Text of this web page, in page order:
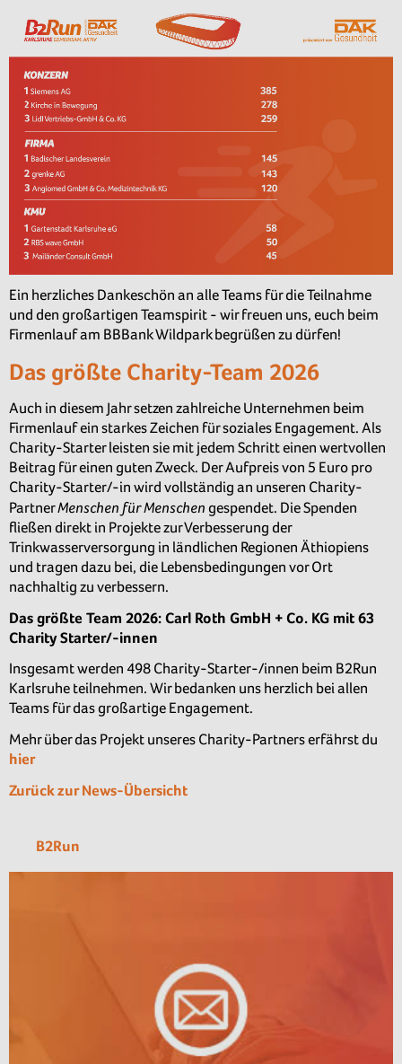
Ein herzliches Dankeschön an alle Teams für die Teilnahme
und den großartigen Teamspirit - wir freuen uns, euch beim
Firmenlauf am BBBank Wildpark begrüßen zu dürfen!
Das größte Charity-Team 2026
Auch in diesem Jahr setzen zahlreiche Unternehmen beim
Firmenlauf ein starkes Zeichen für soziales Engagement. Als
Charity-Starter leisten sie mit jedem Schritt einen wertvollen
Beitrag für einen guten Zweck. Der Aufpreis von 5 Euro pro
Charity-Starter/-in wird vollständig an unseren Charity-
PartnerMenschen für Menschen gespendet. Die Spenden
fließen direkt in Projekte zur Verbesserung der
Trinkwasserversorgung in ländlichen Regionen Äthiopiens
und tragen dazu bei, die Lebensbedingungen vor Ort
nachhaltig zu verbessern.
Das größte Team 2026: Carl Roth GmbH + Co. KG mit 63
Charity Starter/-innen
Insgesamt werden 498 Charity-Starter-/innen beim B2Run
Karlsruhe teilnehmen. Wir bedanken uns herzlich bei allen
Teams für das großartige Engagement.
Mehr über das Projekt unseres Charity-Partners erfährst du
hier
Zurück zur News-Übersicht
B2Run